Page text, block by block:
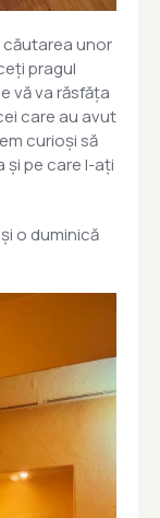
căutarea unor
pragul
vă va răsfăța
care au avut
curioși să
și pe care l-ați
o duminică